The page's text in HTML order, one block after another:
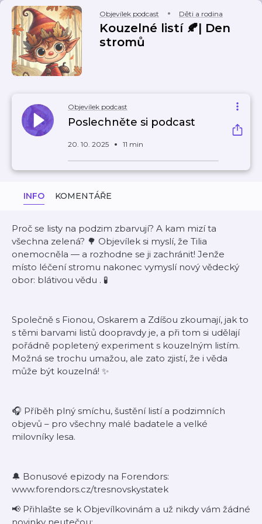
Objevílek podcast Děti a rodina
Kouzelné listí 🍂| Den
stromů
Objevílek podcast
Poslechněte si podcast
20. 10. 2025 11 min
INFO KOMENTÁŘE
Proč se listy na podzim zbarvují? A kam mizí ta
všechna zelená? 🌳 Objevílek si myslí, že Tilia
onemocněla — a rozhodne se ji zachránit! Jenže
místo léčení stromu nakonec vymyslí nový vědecký
obor: blátivou vědu . 🧪
Společně s Fionou, Oskarem a Zdíšou zkoumají, jak to
s těmi barvami listů doopravdy je, a při tom si udělají
pořádně popletený experiment s kouzelným listím.
Možná se trochu umažou, ale zato zjistí, že i věda
může být kouzelná! ✨
🎧 Příběh plný smíchu, šustění listí a podzimních
objevů – pro všechny malé badatele a velké
milovníky lesa.
🔔 Bonusové epizody na Forendors:
www.forendors.cz/tresnovskystatek
📢 Přihlašte se k Objevílkovinám a už nikdy vám žádné